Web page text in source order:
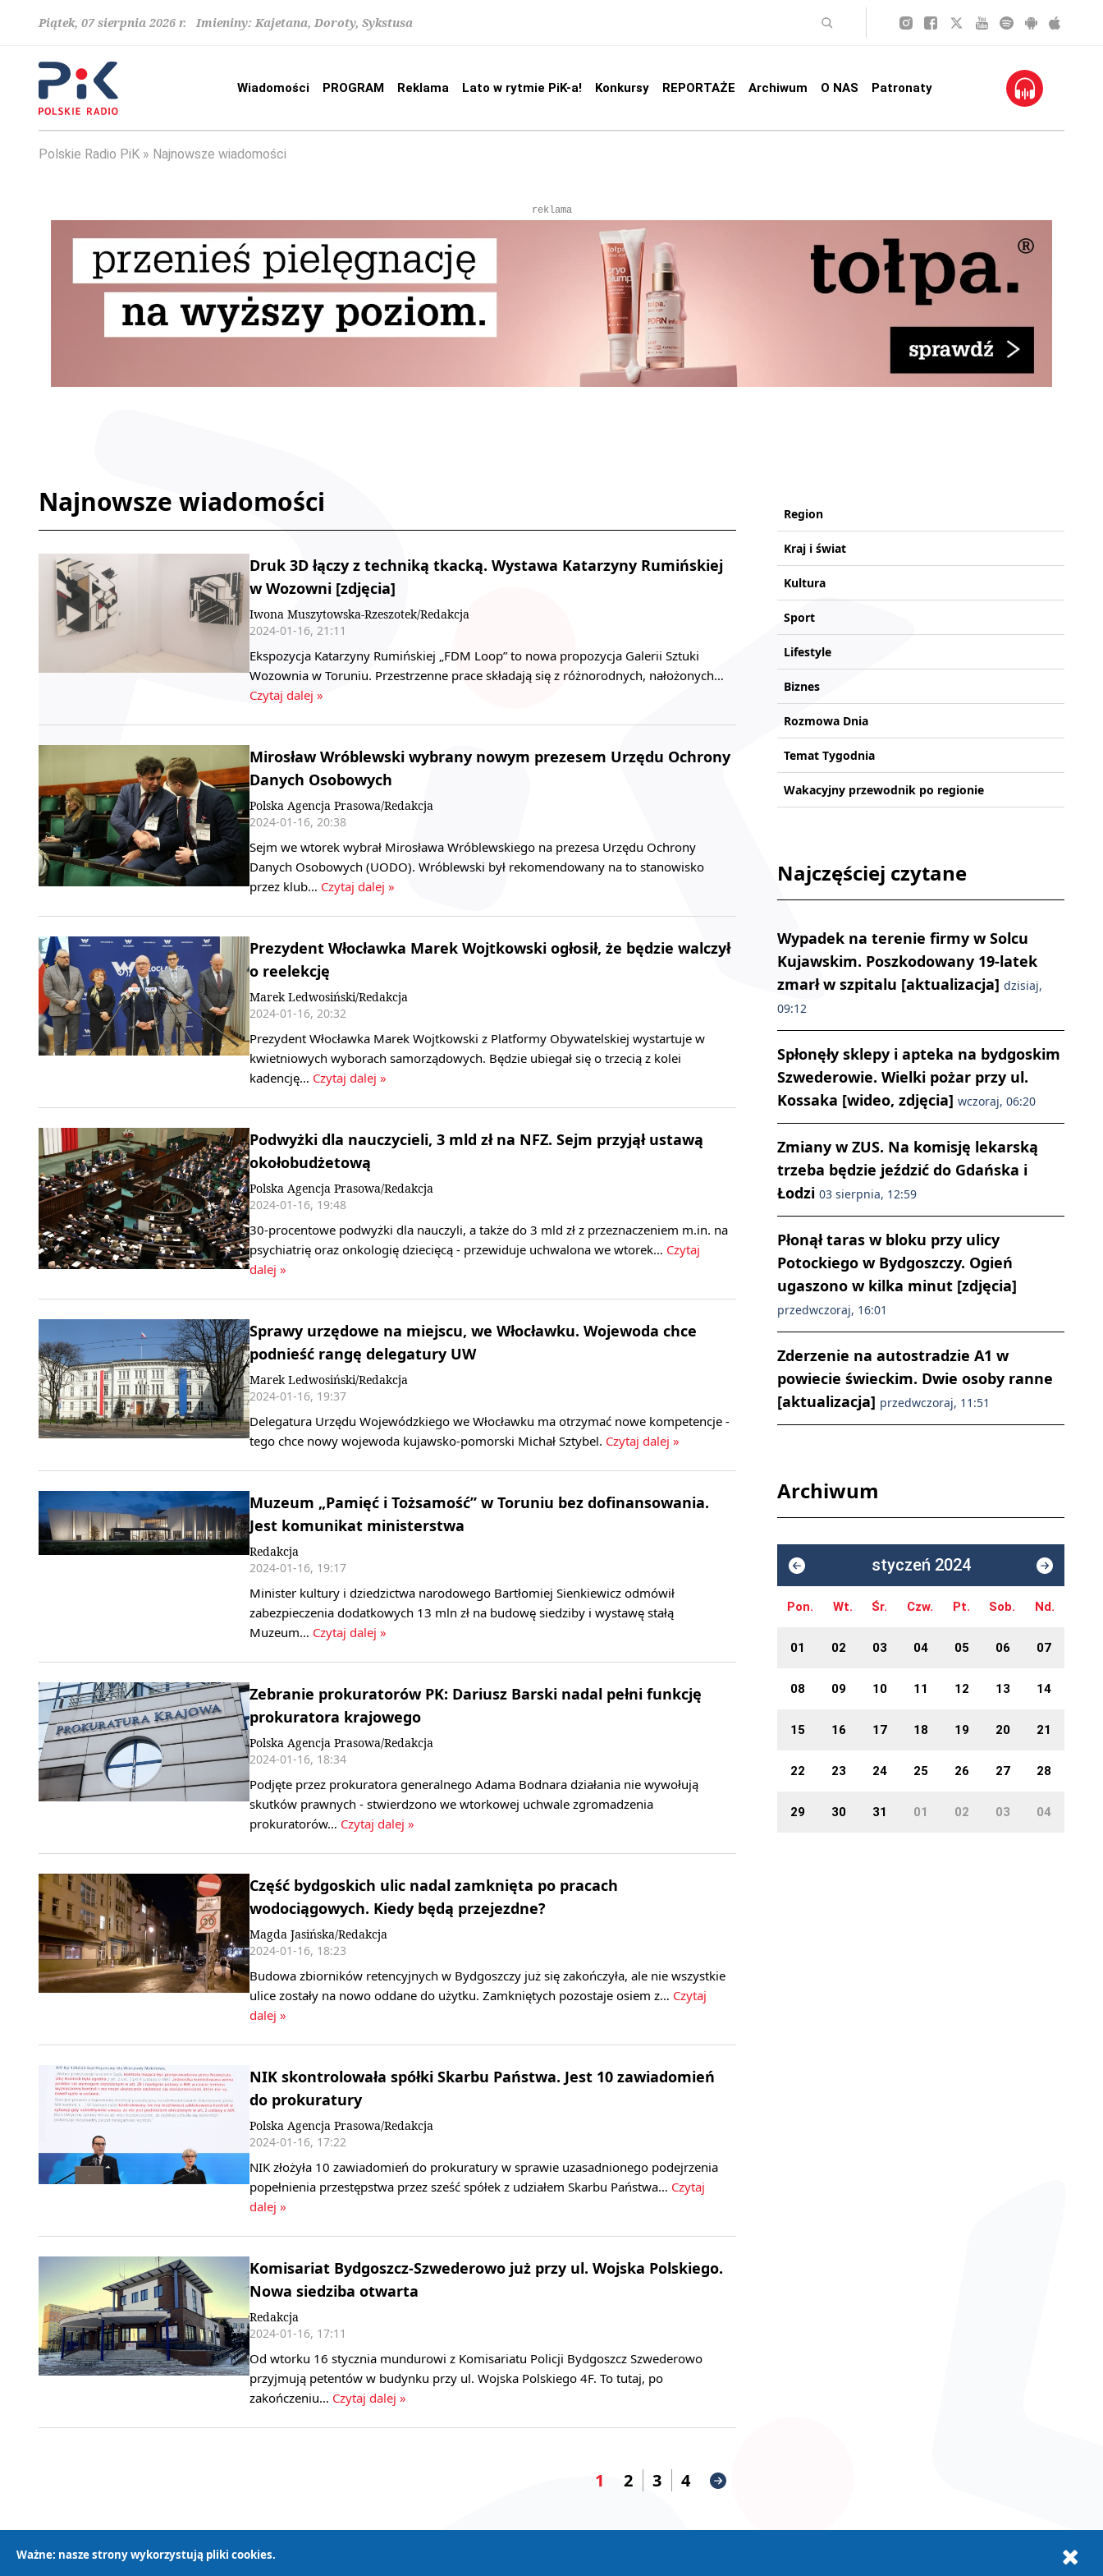
Piątek, 07 sierpnia 2026 r. Imieniny: Kajetana, Doroty, Sykstusa
Wiadomości PROGRAM Reklama Lato w rytmie PiK-a! Konkursy REPORTAŻE Archiwum O NAS Patronaty
Polskie Radio PiK Najnowsze wiadomości
reklama
Najnowsze wiadomości
Druk 3D łączy z techniką tkacką. Wystawa Katarzyny Rumińskiej
w Wozowni [zdjęcia]
Iwona Muszytowska-Rzeszotek/Redakcja
2024-01-16, 21:11
Ekspozycja Katarzyny Rumińskiej „FDM Loop” to nowa propozycja Galerii Sztuki
Wozownia w Toruniu. Przestrzenne prace składają się z różnorodnych, nałożonych…
Czytaj dalej »
Mirosław Wróblewski wybrany nowym prezesem Urzędu Ochrony
Danych Osobowych
Polska Agencja Prasowa/Redakcja
2024-01-16, 20:38
Sejm we wtorek wybrał Mirosława Wróblewskiego na prezesa Urzędu Ochrony
Danych Osobowych (UODO). Wróblewski był rekomendowany na to stanowisko
przez klub… Czytaj dalej »
Prezydent Włocławka Marek Wojtkowski ogłosił, że będzie walczył
o reelekcję
Marek Ledwosiński/Redakcja
2024-01-16, 20:32
Prezydent Włocławka Marek Wojtkowski z Platformy Obywatelskiej wystartuje w
kwietniowych wyborach samorządowych. Będzie ubiegał się o trzecią z kolei
kadencję… Czytaj dalej »
Podwyżki dla nauczycieli, 3 mld zł na NFZ. Sejm przyjął ustawą
okołobudżetową
Polska Agencja Prasowa/Redakcja
2024-01-16, 19:48
30-procentowe podwyżki dla nauczyli, a także do 3 mld zł z przeznaczeniem m.in. na
psychiatrię oraz onkologię dziecięcą - przewiduje uchwalona we wtorek… Czytaj
dalej »
Sprawy urzędowe na miejscu, we Włocławku. Wojewoda chce
podnieść rangę delegatury UW
Marek Ledwosiński/Redakcja
2024-01-16, 19:37
Delegatura Urzędu Wojewódzkiego we Włocławku ma otrzymać nowe kompetencje -
tego chce nowy wojewoda kujawsko-pomorski Michał Sztybel. Czytaj dalej »
Muzeum „Pamięć i Tożsamość” w Toruniu bez dofinansowania.
Jest komunikat ministerstwa
Redakcja
2024-01-16, 19:17
Minister kultury i dziedzictwa narodowego Bartłomiej Sienkiewicz odmówił
zabezpieczenia dodatkowych 13 mln zł na budowę siedziby i wystawę stałą
Muzeum… Czytaj dalej »
Zebranie prokuratorów PK: Dariusz Barski nadal pełni funkcję
prokuratora krajowego
Polska Agencja Prasowa/Redakcja
2024-01-16, 18:34
Podjęte przez prokuratora generalnego Adama Bodnara działania nie wywołują
skutków prawnych - stwierdzono we wtorkowej uchwale zgromadzenia
prokuratorów… Czytaj dalej »
Część bydgoskich ulic nadal zamknięta po pracach
wodociągowych. Kiedy będą przejezdne?
Magda Jasińska/Redakcja
2024-01-16, 18:23
Budowa zbiorników retencyjnych w Bydgoszczy już się zakończyła, ale nie wszystkie
ulice zostały na nowo oddane do użytku. Zamkniętych pozostaje osiem z… Czytaj
dalej »
NIK skontrolowała spółki Skarbu Państwa. Jest 10 zawiadomień
do prokuratury
Polska Agencja Prasowa/Redakcja
2024-01-16, 17:22
NIK złożyła 10 zawiadomień do prokuratury w sprawie uzasadnionego podejrzenia
popełnienia przestępstwa przez sześć spółek z udziałem Skarbu Państwa… Czytaj
dalej »
Komisariat Bydgoszcz-Szwederowo już przy ul. Wojska Polskiego.
Nowa siedziba otwarta
Redakcja
2024-01-16, 17:11
Od wtorku 16 stycznia mundurowi z Komisariatu Policji Bydgoszcz Szwederowo
przyjmują petentów w budynku przy ul. Wojska Polskiego 4F. To tutaj, po
zakończeniu… Czytaj dalej »
1 2 3 4
Region
Kraj i świat
Kultura
Sport
Lifestyle
Biznes
Rozmowa Dnia
Temat Tygodnia
Wakacyjny przewodnik po regionie
Najczęściej czytane
Wypadek na terenie firmy w Solcu
Kujawskim. Poszkodowany 19-latek
zmarł w szpitalu [aktualizacja] dzisiaj,
09:12
Spłonęły sklepy i apteka na bydgoskim
Szwederowie. Wielki pożar przy ul.
Kossaka [wideo, zdjęcia] wczoraj, 06:20
Zmiany w ZUS. Na komisję lekarską
trzeba będzie jeździć do Gdańska i
Łodzi 03 sierpnia, 12:59
Płonął taras w bloku przy ulicy
Potockiego w Bydgoszczy. Ogień
ugaszono w kilka minut [zdjęcia]
przedwczoraj, 16:01
Zderzenie na autostradzie A1 w
powiecie świeckim. Dwie osoby ranne
[aktualizacja] przedwczoraj, 11:51
Archiwum
styczeń 2024
Pon. Wt. Śr. Czw. Pt. Sob. Nd.
01 02 03 04 05 06 07
08 09 10 11 12 13 14
15 16 17 18 19 20 21
22 23 24 25 26 27 28
29 30 31 01 02 03 04
Ważne: nasze strony wykorzystują pliki cookies.